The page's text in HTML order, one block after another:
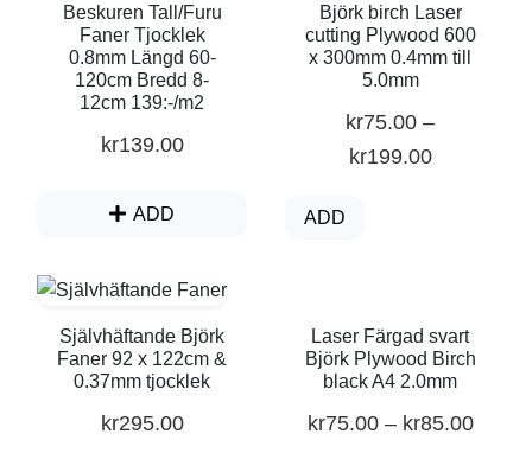
Beskuren Tall/Furu
Faner Tjocklek
0.8mm Längd 60-
120cm Bredd 8-
12cm 139:-/m2
kr139.00
ADD
Björk birch Laser
cutting Plywood 600
x 300mm 0.4mm till
5.0mm
kr75.00 –
kr199.00
ADD
Självhäftande Björk
Faner 92 x 122cm &
0.37mm tjocklek
kr295.00
Laser Färgad svart
Björk Plywood Birch
black A4 2.0mm
kr75.00– kr85.00